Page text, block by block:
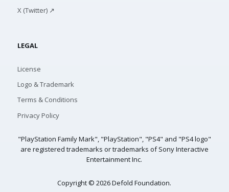
X (Twitter) ↗
LEGAL
License
Logo & Trademark
Terms & Conditions
Privacy Policy
"PlayStation Family Mark", "PlayStation", "PS4" and "PS4 logo"
are registered trademarks or trademarks of Sony Interactive
Entertainment Inc.
Copyright © 2026 Defold Foundation.